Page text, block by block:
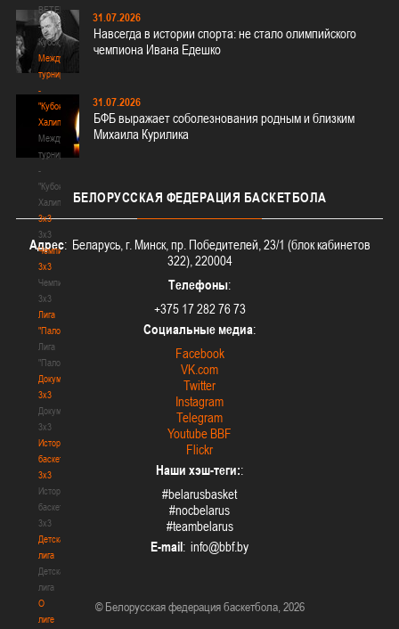
BETERA
-
Кубок
Международный
турнир
-
"Кубок
Халипского"
Международный
турнир
-
"Кубок
Халипского"
3x3
3x3
Чемпионат
3х3
Чемпионат
3х3
Лига
"Палова"
Лига
"Палова"
Документы
3х3
Документы
3х3
История
баскетбола
3х3
История
баскетбола
3х3
Детская
лига
Детская
лига
О
лиге
31.07.2026
Навсегда в истории спорта: не стало олимпийского
чемпиона Ивана Едешко
31.07.2026
БФБ выражает соболезнования родным и близким
Михаила Курилика
БЕЛОРУССКАЯ ФЕДЕРАЦИЯ БАСКЕТБОЛА
Адрес: Беларусь, г. Минск, пр. Победителей, 23/1 (блок кабинетов
322), 220004
Телефоны:
+375 17 282 76 73
Социальные медиа:
Facebook
VK.com
Twitter
Instagram
Telegram
Youtube BBF
Flickr
Наши хэш-теги::
#belarusbasket
#nocbelarus
#teambelarus
E-mail:
© Белорусская федерация баскетбола, 2026